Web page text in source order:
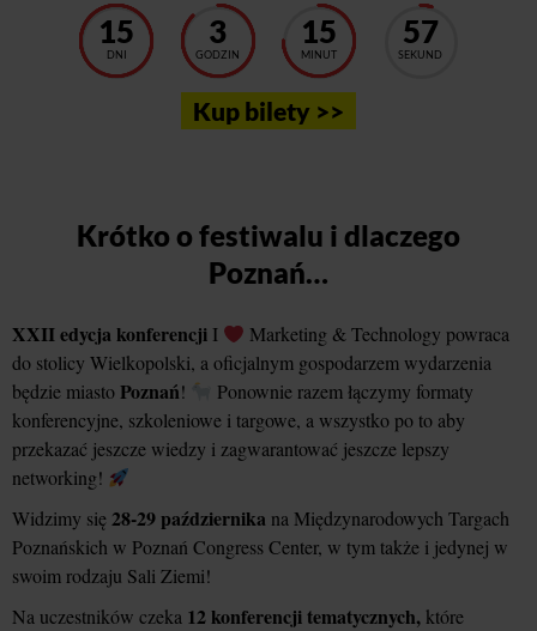
15
DNI
3
GODZIN
15
MINUT
53
SEKUND
Kup bilety >>
Krótko o festiwalu i dlaczego
Poznań…
XXII edycja konferencji I
Marketing & Technology powraca
do stolicy Wielkopolski, a oficjalnym gospodarzem wydarzenia
będzie miasto Poznań!
Ponownie razem łączymy formaty
konferencyjne, szkoleniowe i targowe, a wszystko po to aby
przekazać jeszcze wiedzy i zagwarantować jeszcze lepszy
networking!
Widzimy się28-29 października na Międzynarodowych Targach
Poznańskich w Poznań Congress Center, w tym także i jedynej w
swoim rodzaju Sali Ziemi!
Na uczestników czeka 12 konferencji tematycznych, które